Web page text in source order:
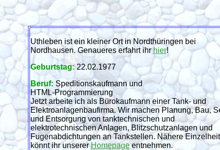
Uthleben ist ein kleiner Ort in Nordthüringen bei
Nordhausen. Genaueres erfahrt ihrhier!
Geburtstag:22.02.1977
Beruf: Speditionskaufmann und
HTML-Programmierung
Jetzt arbeite ich als Bürokaufmann einer Tank- und
Elektroanlagenbaufirma. Wir machen Planung, Bau,
und Entsorgung von tanktechnischen und
elektrotechnischen Anlagen, Blitzschutzanlagen und
Fugenabdichtungen an Tankstellen. Nähere
könnt ihr unsererHomepageentnehmen.